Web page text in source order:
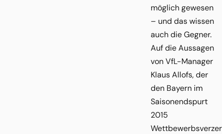
möglich gewesen
– und das wissen
auch die Gegner.
Auf die Aussagen
von VfL-Manager
Klaus Allofs, der
den Bayern im
Saisonendspurt
2015